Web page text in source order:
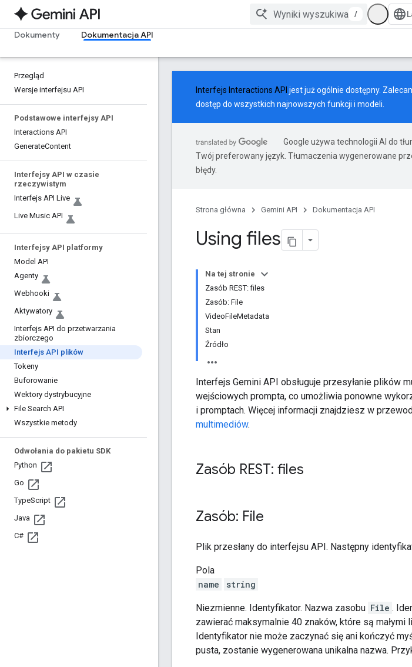
/
Dokumenty Dokumentacja API
Przegląd
Wersje interfejsu API
Podstawowe interfejsy API
Interactions API
GenerateContent
Interfejsy API w czasie
rzeczywistym
Interfejs API Live
Live Music API
Interfejsy API platformy
Model API
Agenty
Webhooki
Aktywatory
Interfejs API do przetwarzania
zbiorczego
Interfejs API plików
Tokeny
Buforowanie
Wektory dystrybucyjne
File Search API
Wszystkie metody
Odwołania do pakietu SDK
Python
Go
TypeScript
Java
C#
Interfejs Interactions API jest już ogólnie dostępny.
dostęp do wszystkich najnowszych funkcji i modeli.
Google używa technologii AI do
Twój preferowany język. Tłumaczenia wygenerowane
błędy.
Strona główna Gemini API Dokumentacja API
Using files
Na tej stronie
Zasób REST: files
Zasób: File
VideoFileMetadata
Stan
Źródło
Interfejs Gemini API obsługuje przesyłanie plików
wejściowych prompta, co umożliwia ponowne
i promptach. Więcej informacji znajdziesz w
multimediów.
Zasób REST: files
Zasób: File
Plik przesłany do interfejsu API. Następny
Pola
name
string
Niezmienne. Identyfikator. Nazwa zasobu File .
zawierać maksymalnie 40 znaków, które są małymi
Identyfikator nie może zaczynać się ani kończyć
pusta, zostanie wygenerowana unikalna nazwa.